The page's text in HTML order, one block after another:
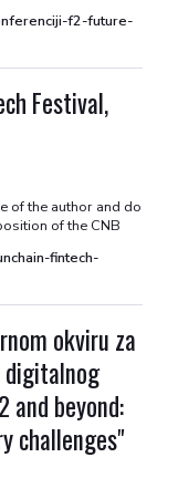
f2-future-
Festival,
of the author and do
of the CNB
fintech-
okviru za
and beyond:
challenges"